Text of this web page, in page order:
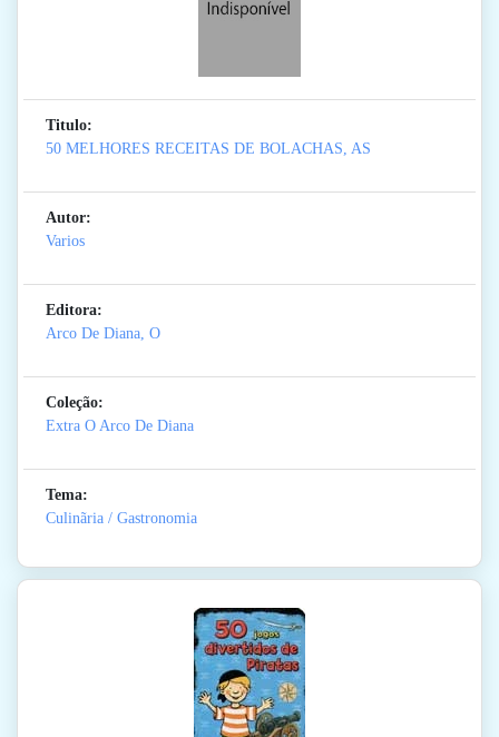
Titulo:
50 MELHORES RECEITAS DE BOLACHAS, AS
Autor:
Varios
Editora:
Arco De Diana, O
Coleção:
Extra O Arco De Diana
Tema:
Culinãria / Gastronomia